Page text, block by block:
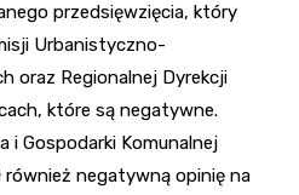
przedsięwzięcia, który
Urbanistyczno-
oraz Regionalnej Dyrekcji
które są negatywne.
i Gospodarki Komunalnej
również negatywną opinię na